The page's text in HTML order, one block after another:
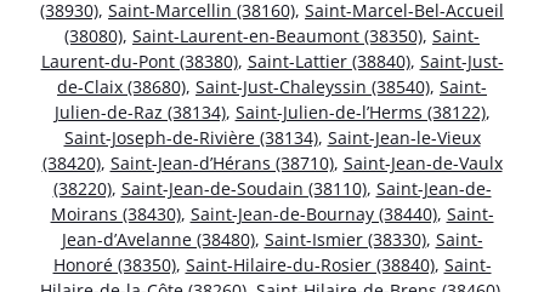
(38930), Saint-Marcellin (38160), Saint-Marcel-Bel-Accueil
(38080), Saint-Laurent-en-Beaumont (38350), Saint-
Laurent-du-Pont (38380), Saint-Lattier (38840), Saint-Just-
de-Claix (38680), Saint-Just-Chaleyssin (38540), Saint-
Julien-de-Raz (38134), Saint-Julien-de-l’Herms (38122),
Saint-Joseph-de-Rivière (38134), Saint-Jean-le-Vieux
(38420), Saint-Jean-d’Hérans (38710), Saint-Jean-de-Vaulx
(38220), Saint-Jean-de-Soudain (38110), Saint-Jean-de-
Moirans (38430), Saint-Jean-de-Bournay (38440), Saint-
Jean-d’Avelanne (38480), Saint-Ismier (38330), Saint-
Honoré (38350), Saint-Hilaire-du-Rosier (38840), Saint-